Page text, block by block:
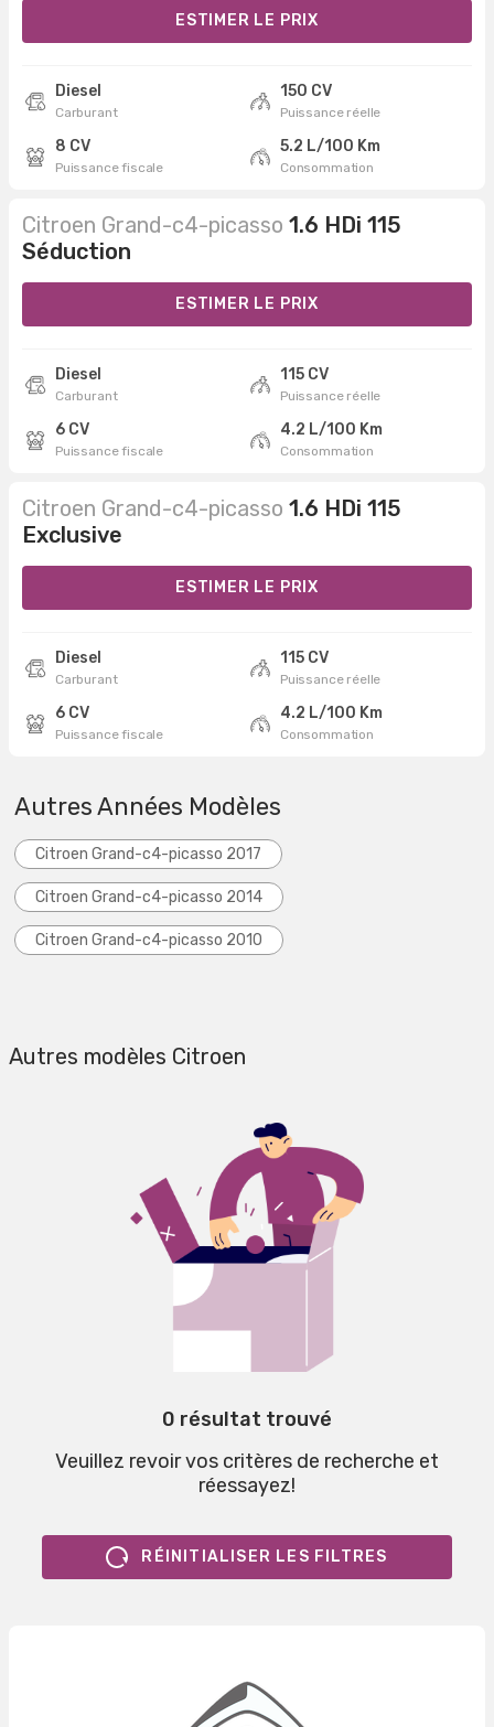
ESTIMER LE PRIX
Diesel
Carburant
150 CV
Puissance réelle
8 CV
Puissance fiscale
5.2 L/100 Km
Consommation
Citroen Grand-c4-picasso 1.6 HDi 115
Séduction
ESTIMER LE PRIX
Diesel
Carburant
115 CV
Puissance réelle
6 CV
Puissance fiscale
4.2 L/100 Km
Consommation
Citroen Grand-c4-picasso 1.6 HDi 115
Exclusive
ESTIMER LE PRIX
Diesel
Carburant
115 CV
Puissance réelle
6 CV
Puissance fiscale
4.2 L/100 Km
Consommation
Autres Années Modèles
Citroen Grand-c4-picasso 2017
Citroen Grand-c4-picasso 2014
Citroen Grand-c4-picasso 2010
Autres modèles Citroen
0 résultat trouvé
Veuillez revoir vos critères de recherche et
réessayez!
RÉINITIALISER LES FILTRES